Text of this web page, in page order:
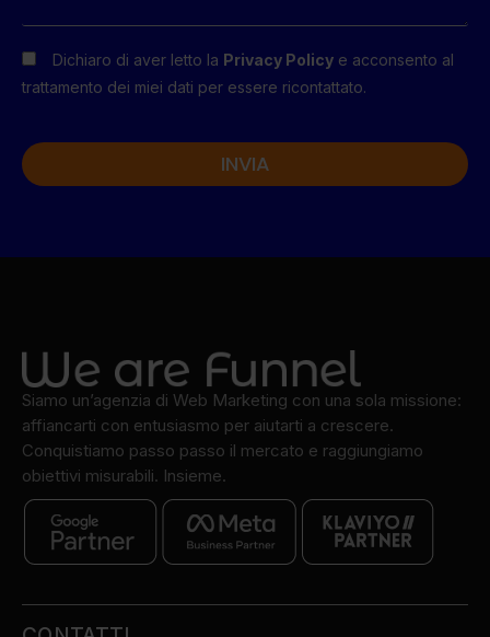
Dichiaro di aver letto la Privacy Policy e acconsento al
trattamento dei miei dati per essere ricontattato.
INVIA
Siamo un’agenzia di Web Marketing con una sola missione:
affiancarti con entusiasmo per aiutarti a crescere.
Conquistiamo passo passo il mercato e raggiungiamo
obiettivi misurabili. Insieme.